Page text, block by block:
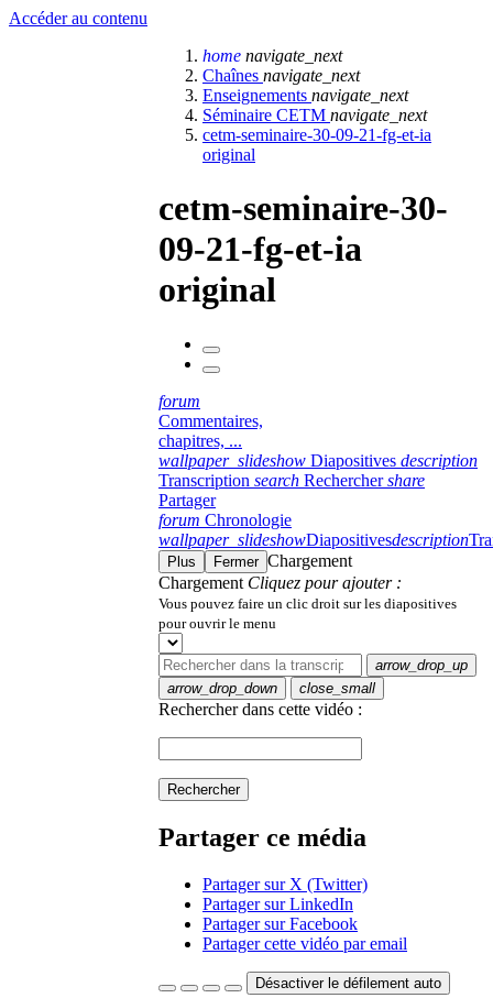
Accéder au contenu
home navigate_next
Chaînes navigate_next
Enseignements navigate_next
Séminaire CETM navigate_next
cetm-seminaire-30-09-21-fg-et-ia
original
cetm-seminaire-30-
09-21-fg-et-ia
original
forum
Commentaires,
chapitres, ...
wallpaper_slideshow Diapositives description
Transcription search Rechercher share
Partager
forum Chronologie
wallpaper_slideshowDiapositivesdescription
Plus Fermer Chargement
Chargement Cliquez pour ajouter :
Vous pouvez faire un clic droit sur les diapositives
pour ouvrir le menu
arrow_drop_up
arrow_drop_down
close_small
Rechercher dans cette vidéo :
Rechercher
Partager ce média
Partager sur X (Twitter)
Partager sur LinkedIn
Partager sur Facebook
Partager cette vidéo par email
Désactiver le défilement auto